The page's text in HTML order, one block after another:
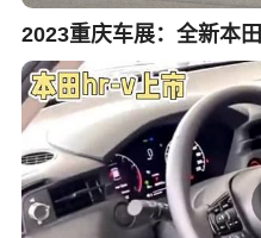
2023重庆车展：全新本